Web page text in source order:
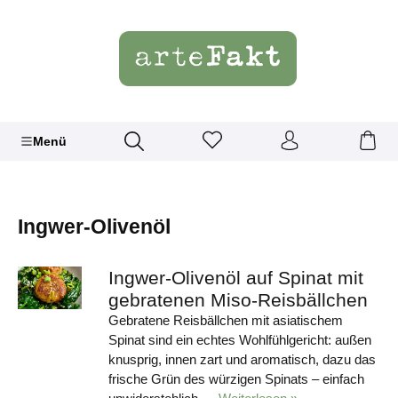
Menü
Ingwer-Olivenöl
Ingwer-Olivenöl auf Spinat mit
gebratenen Miso-Reisbällchen
Gebratene Reisbällchen mit asiatischem
Spinat sind ein echtes Wohlfühlgericht: außen
knusprig, innen zart und aromatisch, dazu das
frische Grün des würzigen Spinats – einfach